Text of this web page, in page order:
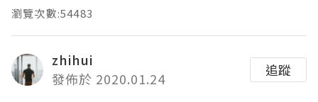
瀏覽次數:54483
zhihui
發佈於 2020.01.24
追蹤